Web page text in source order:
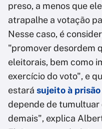
preso, a menos que
atrapalhe a votação
Nesse caso, é
"promover desordem
eleitorais, bem como
exercício do voto", e
estará sujeito à prisão
depende de tumultuar
demais", explica